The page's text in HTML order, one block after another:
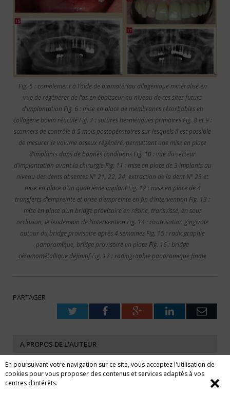
En poursuivant votre navigation sur ce site, vous acceptez l'utilisation de
cookies pour vous proposer des contenus et services adaptés à vos
centres d'intérêts.
❌
Fig. 5 : comblement à l’aide de biomatériau allogénique minéralisé en
vue de régénérer de l’os en épaisseur au niveau de ces sites futurs
d’implantation Fig. 6 : mise en place de membranes résorbables en
collagène bovin réticulé Fig. 7 : sutures hermétiques primaires Fig. 8 et 9 :
scanners de contrôle à 5 mois postopératoires sur lesquels il est possible
de mesurer le volume osseux régénéré, permettant une mise en place
d’implants dans de bonnes conditions Fig. 10 : vue du secteur
d’implantation avant la chirurgie Fig. 11 : mise en place de 3 implants au
niveau des dents absentes N° 21, 22, 24, extraction de la dent N° 25 et
mise en place d’un quatrième implant Fig. 12 : mise en place de 4
transferts d’empreinte et prise d’empreinte en fin d’intervention Fig. 13 :
mise en place d’un bridge provisoire en résine, transvissé, en sous
occlusion, le lendemain de l’intervention Fig. 14 : cicatrisation gingivale
autour du bridge provisoire après 4 semaines Fig. 15 : radiographie
panoramique, bridge provisoire en place Fig. 16 : bridge
céramométallique définitif Fig. 17 : radiographie panoramique finale
PARTAGER
TwitterFacebookGoogle+LinkedIn
A PROPOS DE L'AUTEUR